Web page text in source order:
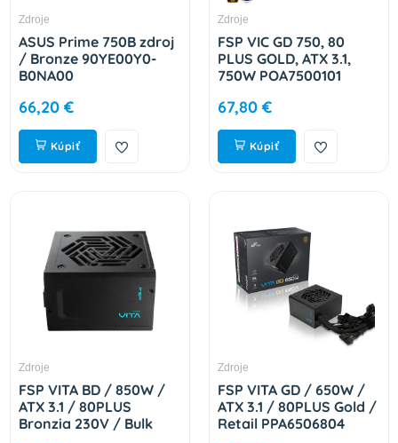
Zdroje
ASUS Prime 750B zdroj
/ Bronze 90YE00Y0-
B0NA00
66,20 €
Kúpiť
Zdroje
FSP VIC GD 750, 80
PLUS GOLD, ATX 3.1,
750W POA7500101
67,80 €
Kúpiť
Zdroje
FSP VITA BD / 850W /
ATX 3.1 / 80PLUS
Bronzia 230V / Bulk
Zdroje
FSP VITA GD / 650W /
ATX 3.1 / 80PLUS Gold /
Retail PPA6506804